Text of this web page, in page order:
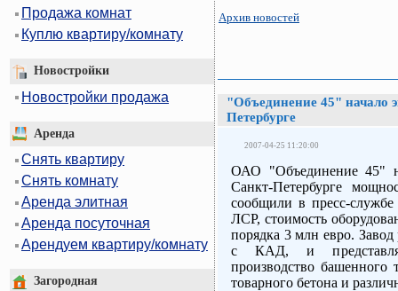
Продажа комнат
Куплю квартиру/комнату
Новостройки
Новостройки продажа
Аренда
Снять квартиру
Снять комнату
Аренда элитная
Аренда посуточная
Арендуем квартиру/комнату
Загородная
Архив новостей
"Объединение 45" начало
Петербурге
2007-04-25 11:20:00
ОАО "Объединение 45"
Санкт-Петербурге
сообщили в пресс-
ЛСР, стоимость
порядка 3 млн евро.
с КАД, и
производство башенного
товарного бетона и